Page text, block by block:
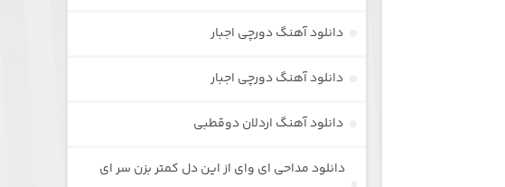
دانلود آهنگ دورچی اجبار
دانلود آهنگ دورچی اجبار
دانلود آهنگ اردلان دوقطبی
دانلود مداحی ای وای از این دل کمتر بزن سر ای